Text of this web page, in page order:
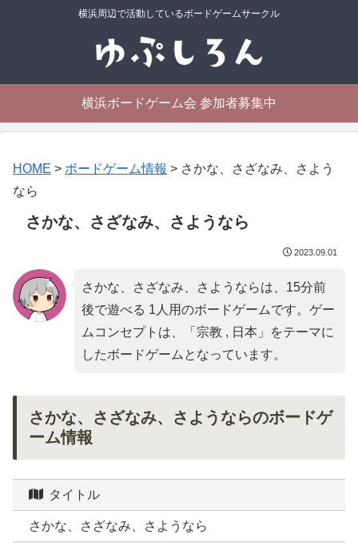
横浜周辺で活動しているボードゲームサークル
横浜ボードゲーム会 参加者募集中
HOME > ボードゲーム情報 > さかな、さざなみ、さよう
なら
さかな、さざなみ、さようなら
2023.09.01
さかな、さざなみ、さようならは、15分前
後で遊べる 1人用のボードゲームです。ゲー
ムコンセプトは、「 宗教 , 日本 」をテーマに
したボードゲームとなっています。
さかな、さざなみ、さようならのボードゲ
ーム情報
タイトル
さかな、さざなみ、さようなら